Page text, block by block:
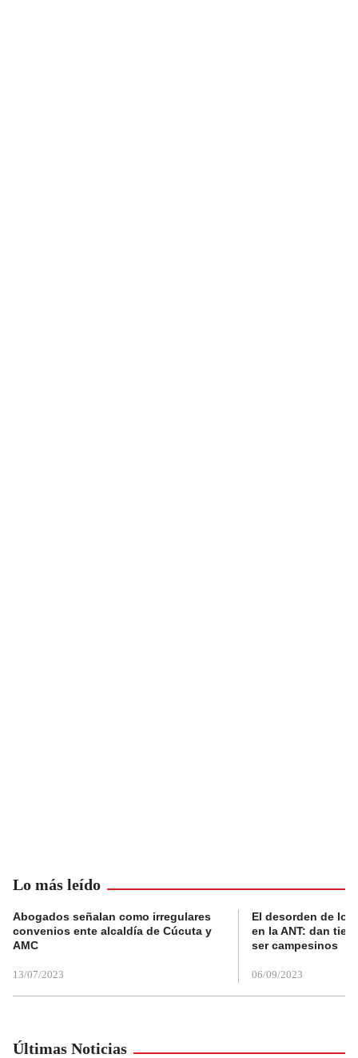
Lo más leído
Abogados señalan como irregulares
convenios ente alcaldía de Cúcuta y
AMC
13/07/2023
El desorden de
en la ANT: dan
ser campesinos
06/09/2023
Últimas Noticias